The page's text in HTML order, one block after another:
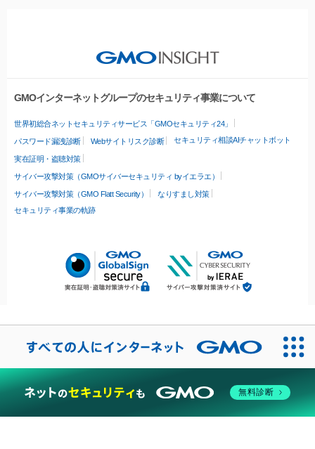
GMOインターネットグループのセキュリティ事業について
世界初総合ネットセキュリティサービス「GMOセキュリティ24」
パスワード漏洩診断 Webサイトリスク診断 セキュリティ相談AIチャットボット
実在証明・盗聴対策
サイバー攻撃対策（GMOサイバーセキュリティ byイエラエ）
サイバー攻撃対策（GMO Flatt Security）
なりすまし対策
セキュリティ事業の軌跡
無料診断